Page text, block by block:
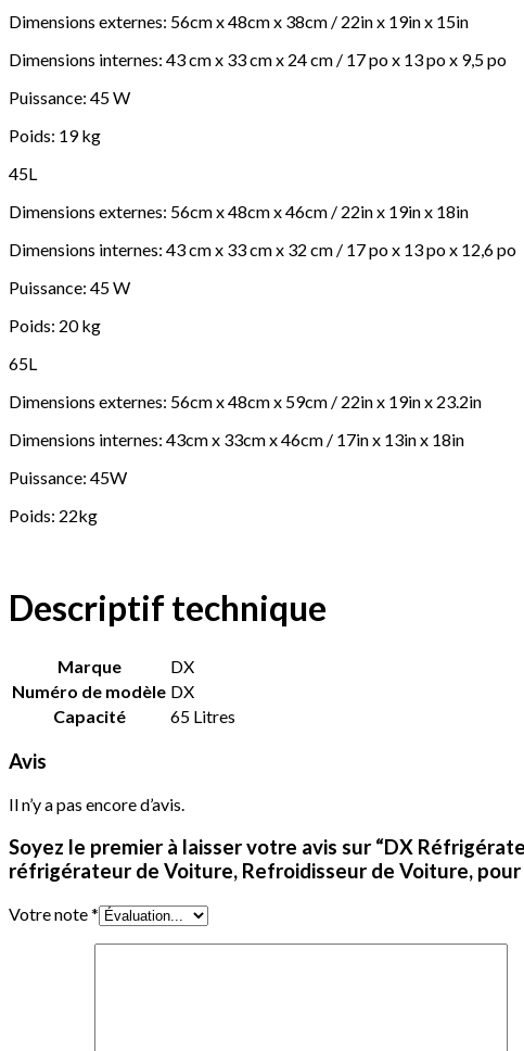
/
220-
240V
(35L
45L
65L),
de
Refroidisseur
Voiture,
pour
Pique-
Camping
Dimensions externes: 56cm x 48cm x 38cm / 22in x 19in x 15in
Dimensions internes: 43 cm x 33 cm x 24 cm / 17 po x 13 po x 9,5 po
Puissance: 45 W
Poids: 19 kg
45L
Dimensions externes: 56cm x 48cm x 46cm / 22in x 19in x 18in
Dimensions internes: 43 cm x 33 cm x 32 cm / 17 po x 13 po x 12,6 po
Puissance: 45 W
Poids: 20 kg
65L
Dimensions externes: 56cm x 48cm x 59cm / 22in x 19in x 23.2in
Dimensions internes: 43cm x 33cm x 46cm / 17in x 13in x 18in
Puissance: 45W
Poids: 22kg
Descriptif technique
Marque
‎DX
Numéro de modèle ‎DX
Capacité
‎65 Litres
Avis
Il n’y a pas encore d’avis.
Soyez le premier à laisser votre avis sur “DX
réfrigérateur de Voiture, Refroidisseur de Voiture, pour
Votre note*